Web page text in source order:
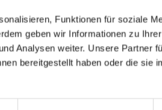
Funktionen für soziale
geben wir Informationen zu
Analysen weiter. Unsere Partner
bereitgestellt haben oder die sie